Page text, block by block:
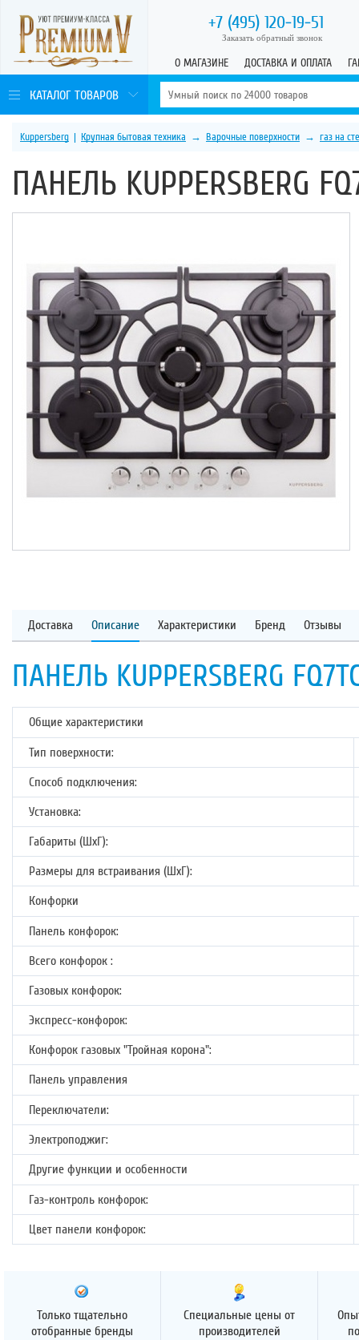
+7 (495) 120-19-51
Заказать обратный звонок
О МАГАЗИНЕ ДОСТАВКА И ОПЛАТА
КАТАЛОГ ТОВАРОВ
Kuppersberg | Крупная бытовая техника → Варочные поверхности → газ на
ПАНЕЛЬ KUPPERSBERG
Доставка Описание Характеристики Бренд Отзывы
ПАНЕЛЬ KUPPERSBERG
Общие характеристики
Тип поверхности:
Способ подключения:
Установка:
Габариты (ШхГ):
Размеры для встраивания (ШхГ):
Конфорки
Панель конфорок:
Всего конфорок :
Газовых конфорок:
Экспресс-конфорок:
Конфорок газовых "Тройная корона":
Панель управления
Переключатели:
Электроподжиг:
Другие функции и особенности
Газ-контроль конфорок:
Цвет панели конфорок:
Только тщательно
отобранные бренды
Специальные цены от
производителей